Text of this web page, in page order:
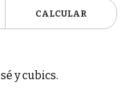
CALCULAR
y cubics.